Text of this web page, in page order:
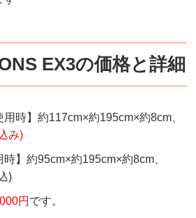
EX3の価格と詳細
用時】約117cm×約195cm×約8cm、
み)
】約95cm×約195cm×約8cm、
)
円 です。